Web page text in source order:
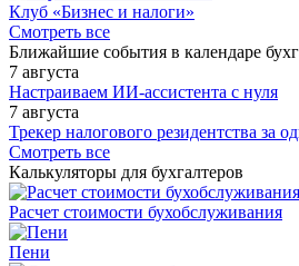
Клуб «Бизнес и налоги»
Смотреть все
Ближайшие события в календаре
7 августа
Настраиваем ИИ-ассистента с нуля
7 августа
Трекер налогового резидентства за
Смотреть все
Калькуляторы для бухгалтеров
Расчет стоимости бухобслуживания
Пени